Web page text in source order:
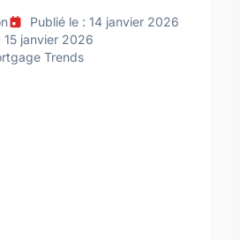
Publié le : 14 janvier 2026
15 janvier 2026
Trends